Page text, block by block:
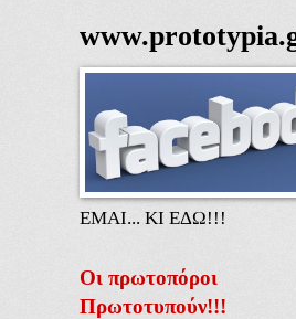
ΕΜΑΙ... ΚΙ ΕΔΩ!!!
Οι πρωτοπόροι
Πρωτοτυπούν!!!